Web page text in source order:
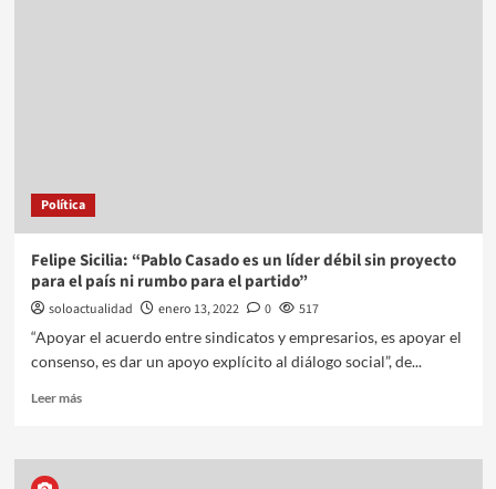
Política
Felipe Sicilia: “Pablo Casado es un líder débil sin proyecto
para el país ni rumbo para el partido”
soloactualidad enero 13, 2022 0
517
“Apoyar el acuerdo entre sindicatos y empresarios, es apoyar el
consenso, es dar un apoyo explícito al diálogo social”, de...
Leer más